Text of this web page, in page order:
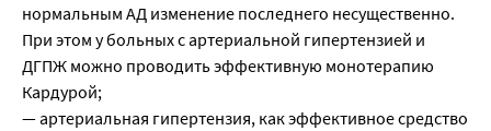
нормальным АД изменение последнего несущественно.
При этом у больных с артериальной гипертензией и
ДГПЖ можно проводить эффективную монотерапию
Кардурой;
— артериальная гипертензия, как эффективное средство